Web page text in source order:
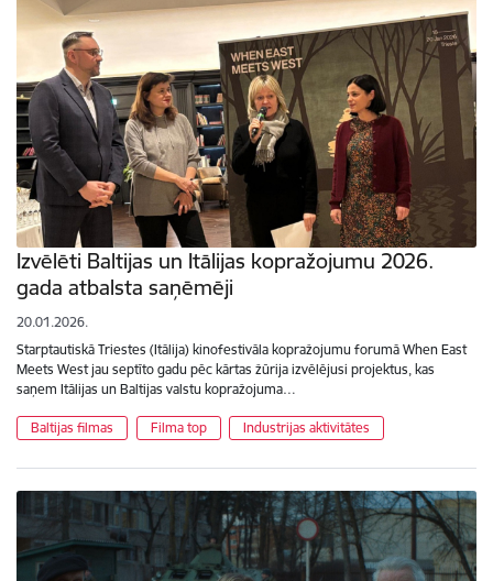
Izvēlēti Baltijas un Itālijas kopražojumu 2026.
gada atbalsta saņēmēji
20.01.2026.
Starptautiskā Triestes (Itālija) kinofestivāla kopražojumu forumā When East
Meets West jau septīto gadu pēc kārtas žūrija izvēlējusi projektus, kas
saņem Itālijas un Baltijas valstu kopražojuma…
Baltijas filmas Filma top Industrijas aktivitātes